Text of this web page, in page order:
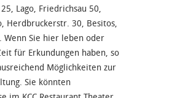
25, Lago, Friedrichsau 50,
Herdbruckerstr. 30, Besitos,
Wenn Sie hier leben oder
für Erkundungen haben, so
Möglichkeiten zur
Sie könnten